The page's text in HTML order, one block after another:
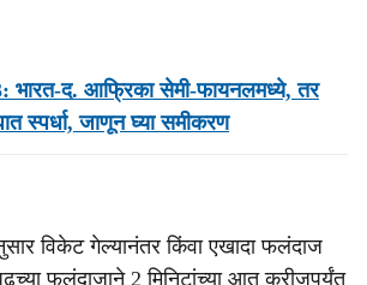
द. आफ्रिका सेमी-फायनलमध्ये, तर
स्पर्धा, जाणून घ्या समीकरण
विकेट गेल्यानंतर किंवा एखादा फलंदाज
फलंदाजाने 2 मिनिटांच्या आत क्रीजपर्यंत